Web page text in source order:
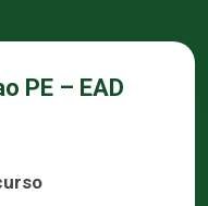
PE – EAD